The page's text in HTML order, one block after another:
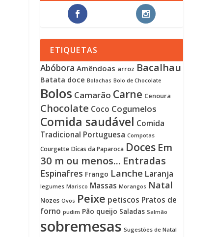
ETIQUETAS
Abóbora Amêndoas arroz Bacalhau
Batata doce Bolachas Bolo de Chocolate
Bolos Camarão Carne Cenoura
Chocolate Coco Cogumelos
Comida saudável Comida
Tradicional Portuguesa Compotas
Courgette Dicas da Paparoca Doces Em
30 m ou menos... Entradas
Espinafres Frango Lanche Laranja
legumes Marisco Massas Morangos Natal
Nozes Ovos Peixe petiscos Pratos de
forno pudim Pão queijo Saladas Salmão
sobremesas Sugestões de Natal